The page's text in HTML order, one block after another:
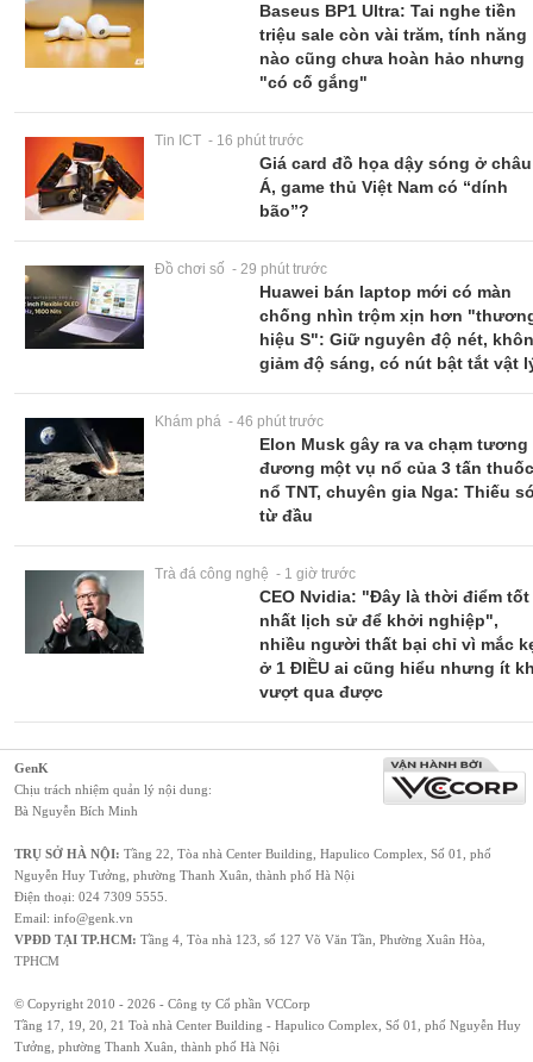
Baseus BP1 Ultra: Tai nghe tiền
triệu sale còn vài trăm, tính năng
nào cũng chưa hoàn hảo nhưng
"có cố gắng"
Tin ICT - 16 phút trước
Giá card đồ họa dậy sóng ở châu
Á, game thủ Việt Nam có “dính
bão”?
Đồ chơi số - 29 phút trước
Huawei bán laptop mới có màn
chống nhìn trộm xịn hơn
hiệu S": Giữ nguyên độ nét,
giảm độ sáng, có nút bật tắt vật
Khám phá - 46 phút trước
Elon Musk gây ra va chạm tương
đương một vụ nổ của 3 tấn
nổ TNT, chuyên gia Nga: Thiếu
từ đầu
Trà đá công nghệ - 1 giờ trước
CEO Nvidia: "Đây là thời điểm tốt
nhất lịch sử để khởi nghiệp",
nhiều người thất bại chỉ vì mắc
ở 1 ĐIỀU ai cũng hiểu nhưng ít
vượt qua được
GenK
Chịu trách nhiệm quản lý nội dung:
Bà Nguyễn Bích Minh
TRỤ SỞ HÀ NỘI: Tầng 22, Tòa nhà Center Building, Hapulico Complex, Số 01, phố
Nguyễn Huy Tưởng, phường Thanh Xuân, thành phố Hà Nội
Điện thoại: 024 7309 5555
Email: info@genk.vn
VPĐD TẠI TP.HCM: Tầng 4, Tòa nhà 123, số 127 Võ Văn Tần, Phường Xuân Hòa,
TPHCM
© Copyright 2010 - 2026 - Công ty Cổ phần VCCorp
Tầng 17, 19, 20, 21 Toà nhà Center Building - Hapulico Complex, Số 01, phố Nguyễn Huy
Tưởng, phường Thanh Xuân, thành phố Hà Nội